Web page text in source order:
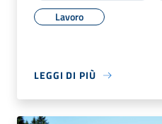
Lavoro
LEGGI DI PIÙ